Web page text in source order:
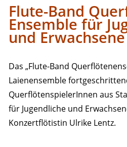
Flute-Band
Ensemble für
und Erwachsene
Das „Flute-Band
Laienensemble
QuerflötenspielerInnen aus
für Jugendliche und
Konzertflötistin Ulrike Lentz.